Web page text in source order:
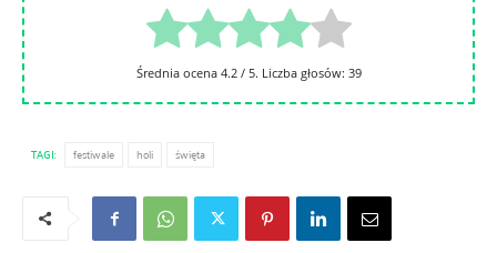
Średnia ocena 4.2/ 5. Liczba głosów: 39
TAGI: festiwale holi święta